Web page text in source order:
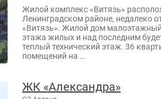
Жилой комплекс «Витязь»
Ленинградском районе, недалеко
«Витязь». Жилой дом малоэтажный
этажа жилых и над последним
теплый технический этаж. 36
помещений на …
ЖК «Александра»